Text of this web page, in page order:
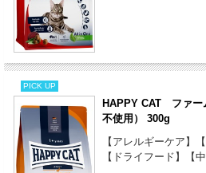
【保存方法】
●ハッピーキャットは、合成保存料は無
光を避け、涼しい場所での保管をお願い
●開封後は賞味期限に関わらず、なるべ
●本品は猫専用フードです。誤食防止の
所に保管してください。
●本品は自然素材を使用しておりますの
等により、粒の見た目や大きさに若干差
質上問題はありません。
PICK UP
HAPPY CAT ファー
不使用） 300g
【アレルギーケア】
【ドライフード】【